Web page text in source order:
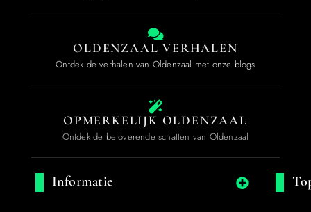
OLDENZAAL VERHALEN
Ontdek de verhalen van Oldenzaal met onze blogs
OPMERKELIJK OLDENZAAL
Ontdek de betoverende schatten van Oldenzaal
Informatie